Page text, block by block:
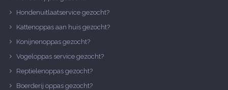
Hondenuitlaatservice gezocht?
Kattenoppas aan huis gezocht?
Konijnenoppas gezocht?
Vogeloppas service gezocht?
Reptielenoppas gezocht?
Boerderij oppas gezocht?